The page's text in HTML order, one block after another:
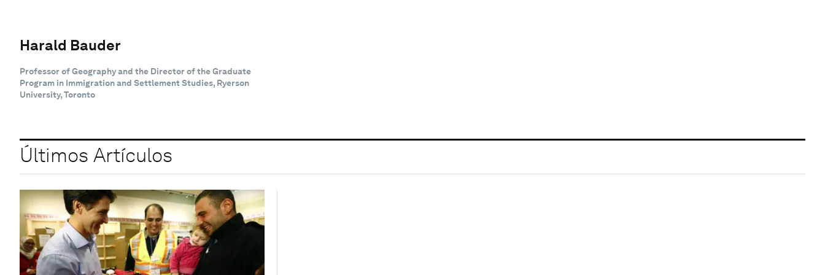
Harald Bauder
Professor of Geography and the Director of the Graduate
Program in Immigration and Settlement Studies, Ryerson
University, Toronto
Últimos Artículos